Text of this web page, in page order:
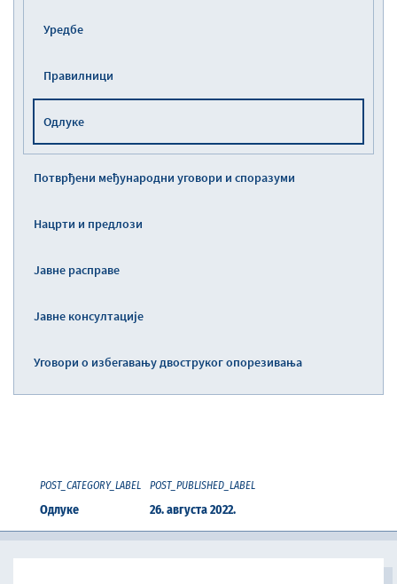
Уредбе
Правилници
Одлуке
Потврђени међународни уговори и споразуми
Нацрти и предлози
Јавне расправе
Јавне консултације
Уговори о избегавању двоструког опорезивања
POST_CATEGORY_LABEL
Одлуке
POST_PUBLISHED_LABEL
26. августа 2022.